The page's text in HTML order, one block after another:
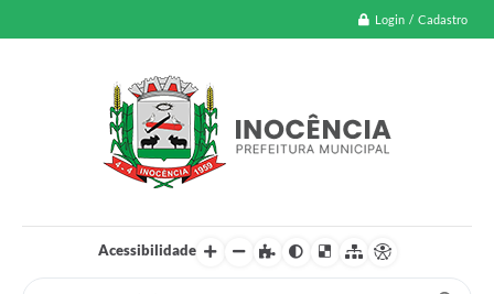
Login / Cadastro
Acessibilidade